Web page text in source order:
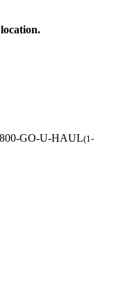
GO-U-HAUL(1-